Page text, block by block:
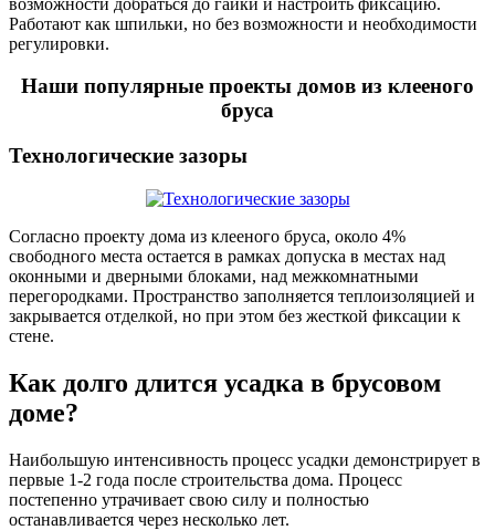
Работают как шпильки, но без возможности и необходимости
регулировки.
Наши популярные проекты домов из клееного
бруса
Технологические зазоры
Согласно проекту дома из клееного бруса, около 4%
свободного места остается в рамках допуска в местах над
оконными и дверными блоками, над межкомнатными
перегородками. Пространство заполняется теплоизоляцией и
закрывается отделкой, но при этом без жесткой фиксации к
стене.
Как долго длится усадка в брусовом
доме?
Наибольшую интенсивность процесс усадки демонстрирует в
первые 1-2 года после строительства дома. Процесс
постепенно утрачивает свою силу и полностью
останавливается через несколько лет.